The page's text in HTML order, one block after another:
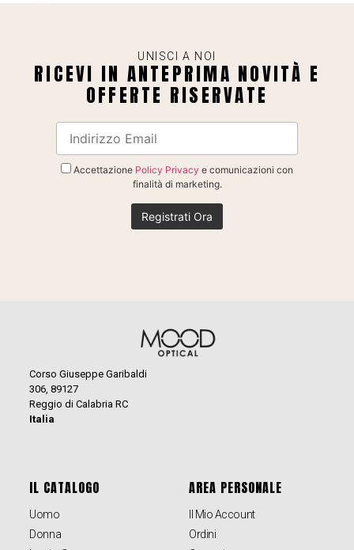
UNISCI A NOI
RICEVI IN ANTEPRIMA NOVITÀ E
OFFERTE RISERVATE
Accettazione Policy Privacy e comunicazioni con
finalità di marketing.
Corso Giuseppe Garibaldi
306, 89127
Reggio di Calabria RC
Italia
IL CATALOGO
Uomo
Donna
AREA PERSONALE
Il Mio Account
Ordini